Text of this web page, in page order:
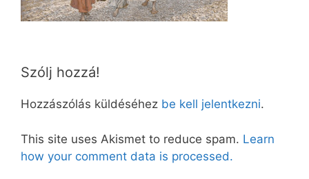
Szólj hozzá!
Hozzászólás küldéséhez be kell jelentkezni.
This site uses Akismet to reduce spam. Learn
how your comment data is processed.